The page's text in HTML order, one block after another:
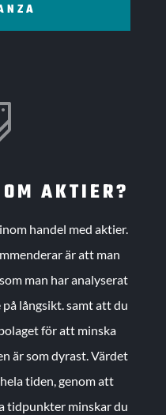
AKTIER?
handel med aktier.
är att man
man har analyserat
långsikt. samt att du
för att minska
är som dyrast. Värdet
tiden, genom att
tidpunkter minskar du